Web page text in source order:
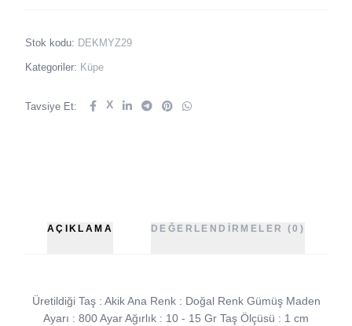
Stok kodu: DEKMYZ29
Kategoriler: Küpe
Tavsiye Et: X
AÇIKLAMA DEĞERLENDIRMELER (0)
Üretildiği Taş : Akik Ana Renk : Doğal Renk Gümüş Maden
Ayarı : 800 Ayar Ağırlık : 10 - 15 Gr Taş Ölçüsü : 1 cm